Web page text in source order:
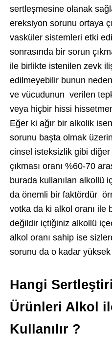
sertleşmesine olanak
ereksiyon sorunu ortaya
vasküler sistemleri etki
sonrasında bir sorun
ile birlikte istenilen zevk
edilmeyebilir bunun
ve vücudunun verilen
veya hiçbir hissi
Eğer ki ağır bir alkolik
sorunu başta olmak
cinsel isteksizlik gibi
çıkması oranı %60-70
burada kullanılan alkollü
da önemli bir faktördür
votka da ki alkol oranı ile
değildir içtiğiniz alkollü
alkol oranı sahip ise
sorunu da o kadar yüksek
Hangi
Ürünleri Alkol
Kullanılır ?